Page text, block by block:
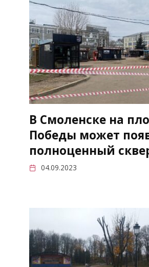
В Смоленске на
Победы может
полноценный
04.09.2023